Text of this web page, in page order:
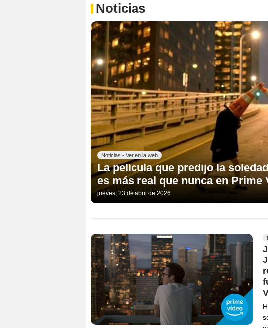
Noticias
Noticias - Ver en la web
La película que predijo la
es más real que nunca en Prime
jueves, 23 de abril de 2026